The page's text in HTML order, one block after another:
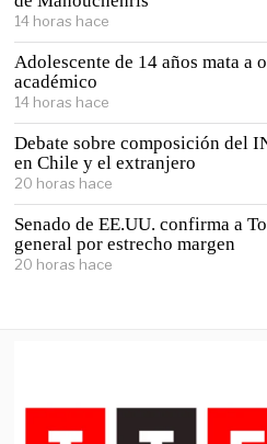
14 horas hace
Adolescente de 14 años mata a
académico
14 horas hace
Debate sobre composición del
en Chile y el extranjero
20 horas hace
Senado de EE.UU. confirma a
general por estrecho margen
20 horas hace